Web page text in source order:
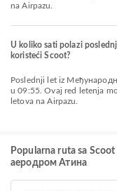
na Airpazu.
U koliko sati polazi
koristeći Scoot?
Poslednji let iz Међународни аеродром Атина sa kompanijom Scoot polazi
u 09:55. Ovaj red letenja
letova na Airpazu.
Popularna ruta sa
аеродром Атина